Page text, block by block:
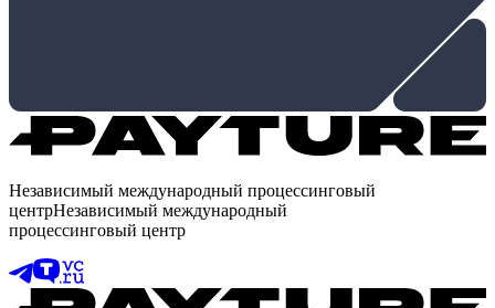
Независимый международный процессинговый
центрНезависимый международный
процессинговый центр